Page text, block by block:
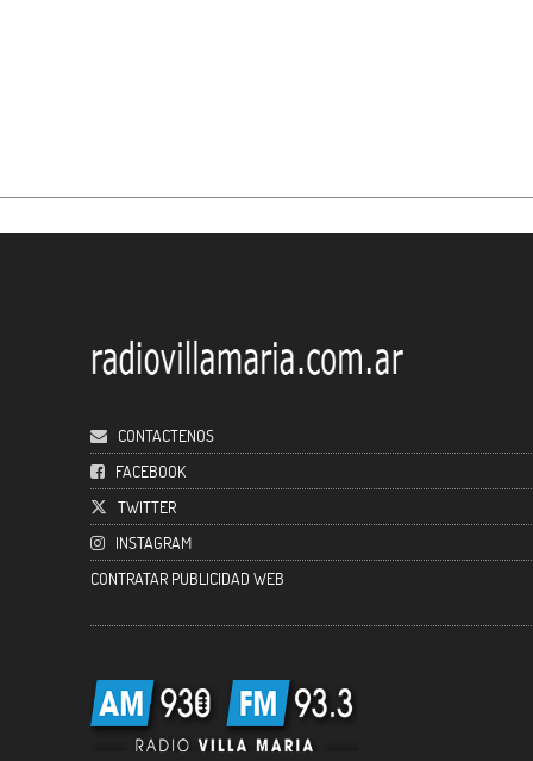
CONTACTENOS
FACEBOOK
TWITTER
INSTAGRAM
CONTRATAR PUBLICIDAD WEB